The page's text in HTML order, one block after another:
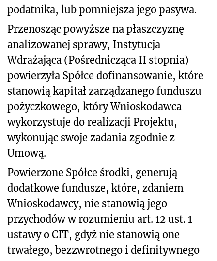
podatnika, lub pomniejsza jego pasywa.
Przenosząc powyższe na płaszczyznę
analizowanej sprawy, Instytucja
Wdrażająca (Pośrednicząca II stopnia)
powierzyła Spółce dofinansowanie, które
stanowią kapitał zarządzanego funduszu
pożyczkowego, który Wnioskodawca
wykorzystuje do realizacji Projektu,
wykonując swoje zadania zgodnie z
Umową.
Powierzone Spółce środki, generują
dodatkowe fundusze, które, zdaniem
Wnioskodawcy, nie stanowią jego
przychodów w rozumieniu art. 12 ust. 1
ustawy o CIT, gdyż nie stanowią one
trwałego, bezzwrotnego i definitywnego